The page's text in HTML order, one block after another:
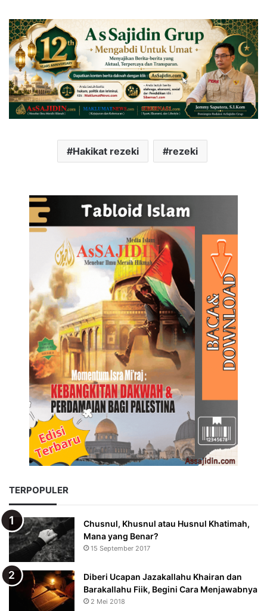
Hakikat rezeki rezeki
TERPOPULER
Chusnul, Khusnul atau Husnul Khatimah,
Mana yang Benar?
15 September 2017
Diberi Ucapan Jazakallahu Khairan dan
Barakallahu Fiik, Begini Cara Menjawabnya
2 Mei 2018